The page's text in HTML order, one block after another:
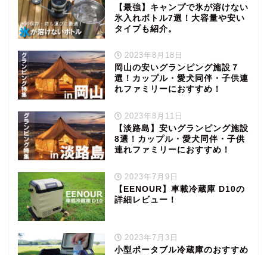
【最強】キャンプで氷が溶けない
氷入れボトル7選！大容量や安い
タイプも紹介。
2023年8月18日
岡山の安いグランピング施設７
選！カップル・愛犬同伴・子供連
れファミリーにおすすめ！
2023年8月11日
【淡路島】安いグランピング施設
8選！カップル・愛犬同伴・子供
連れファミリーにおすすめ！
2023年7月9日
【EENOUR】車載冷蔵庫 D10の
詳細レビュー！
2023年7月3日
小型ポータブル冷蔵庫のおすすめ